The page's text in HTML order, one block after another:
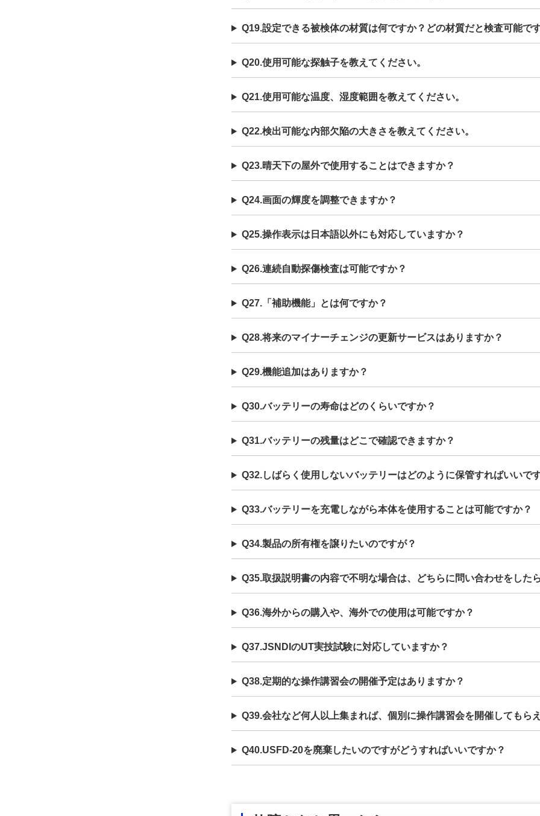
Q19.設定できる被検体の材質は何ですか？どの材質だと検査可能で
Q20.使用可能な探触子を教えてください。
Q21.使用可能な温度、湿度範囲を教えてください。
Q22.検出可能な内部欠陥の大きさを教えてください。
Q23.晴天下の屋外で使用することはできますか？
Q24.画面の輝度を調整できますか？
Q25.操作表示は日本語以外にも対応していますか？
Q26.連続自動探傷検査は可能ですか？
Q27.「補助機能」とは何ですか？
Q28.将来のマイナーチェンジの更新サービスはありますか？
Q29.機能追加はありますか？
Q30.バッテリーの寿命はどのくらいですか？
Q31.バッテリーの残量はどこで確認できますか？
Q32.しばらく使用しないバッテリーはどのように保管すればいいで
Q33.バッテリーを充電しながら本体を使用することは可能ですか？
Q34.製品の所有権を譲りたいのですが？
Q35.取扱説明書の内容で不明な場合は、どちらに問い合わせをした
Q36.海外からの購入や、海外での使用は可能ですか？
Q37.JSNDIのUT実技試験に対応していますか？
Q38.定期的な操作講習会の開催予定はありますか？
Q39.会社など何人以上集まれば、個別に操作講習会を開催してもら
Q40.USFD-20を廃棄したいのですがどうすればいいですか？